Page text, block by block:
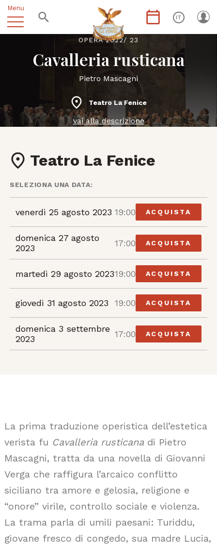
Menu
IT
OPERA 2022/ 23
Cavalleria rusticana
Pietro Mascagni
Teatro La Fenice
vai alla descrizione
Teatro La Fenice
SELEZIONA UNA DATA:
venerdì 25 agosto 2023 19:00 ACQUISTA
domenica 27 agosto
2023
17:00 ACQUISTA
martedì 29 agosto 202319:00 ACQUISTA
giovedì 31 agosto 2023 19:00 ACQUISTA
domenica 3 settembre
2023
17:00 ACQUISTA
La prima traduzione operistica dell’estetica
verista fu Cavalleria rusticana di Pietro
Mascagni, tratta da una novella di Giovanni
Verga che raffigura l’arcaico conflitto
siciliano tra amore e gelosia, religione e
“onore” virile, controllo sociale e violenza.
La trama parla di umili paesani: Turiddu,
giovane fresco di congedo, sua madre Lucia,